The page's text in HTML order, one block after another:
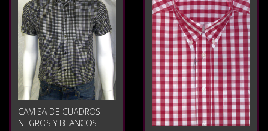
CAMISA DE CUADROS
NEGROS Y BLANCOS